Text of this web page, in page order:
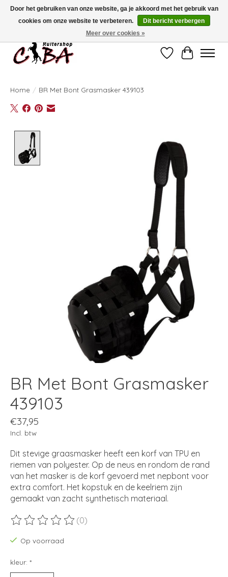
Bij vragen kan u ons contacteren op het nummer 011/60.67.34 ofciba@skynet.be
Ambachtstraat 22 A, 3530 Helchteren
Verlanglijst
Home / BR Met Bont Grasmasker 439103
BR Met Bont Grasmasker
439103
€37,95
Incl. btw
Dit stevige graasmasker heeft een korf van TPU en
riemen van polyester. Op de neus en rondom de rand
van het masker is de korf gevoerd met nepbont voor
extra comfort. Het kopstuk en de keelriem zijn
gemaakt van zacht synthetisch materiaal.
De beoordeling van dit product is
(0)
Op voorraad
kleur: *
Door het gebruiken van onze website, ga je akkoord met het gebruik van
cookies om onze website te verbeteren.
Dit bericht verbergen
Meer over cookies »